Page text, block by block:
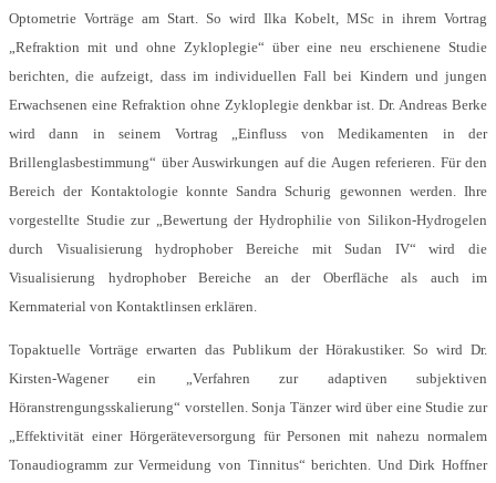
Optometrie Vorträge am Start. So wird Ilka Kobelt, MSc in ihrem Vortrag
„Refraktion mit und ohne Zykloplegie“ über eine neu erschienene Studie
berichten, die aufzeigt, dass im individuellen Fall bei Kindern und jungen
Erwachsenen eine Refraktion ohne Zykloplegie denkbar ist. Dr. Andreas Berke
wird dann in seinem Vortrag „Einfluss von Medikamenten in der
Brillenglasbestimmung“ über Auswirkungen auf die Augen referieren. Für den
Bereich der Kontaktologie konnte Sandra Schurig gewonnen werden. Ihre
vorgestellte Studie zur „Bewertung der Hydrophilie von Silikon-Hydrogelen
durch Visualisierung hydrophober Bereiche mit Sudan IV“ wird die
Visualisierung hydrophober Bereiche an der Oberfläche als auch im
Kernmaterial von Kontaktlinsen erklären.
Topaktuelle Vorträge erwarten das Publikum der Hörakustiker. So wird Dr.
Kirsten-Wagener ein „Verfahren zur adaptiven subjektiven
Höranstrengungsskalierung“ vorstellen. Sonja Tänzer wird über eine Studie zur
„Effektivität einer Hörgeräteversorgung für Personen mit nahezu normalem
Tonaudiogramm zur Vermeidung von Tinnitus“ berichten. Und Dirk Hoffner